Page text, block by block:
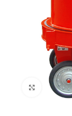
Click to